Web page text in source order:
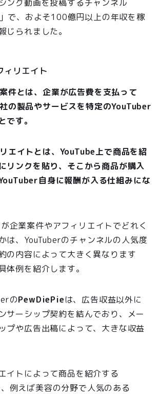
ング動画を投稿するチャンネル
」で、およそ100億円以上の年収を稼
じられました。
ィリエイト
件とは、企業が広告費を支払って
の製品やサービスを特定のYouTuber
です。
エイトとは、YouTube上で商品を紹
リンクを貼り、そこから商品が購入
自身に報酬が入る仕組みにな
企業案件やアフィリエイトでどれく
は、YouTuberのチャンネルの人気度
の内容によって大きく異なります
体例を紹介します。
のPewDiePieは、広告収益以外に
サーシップ契約を結んでおり、メー
プや広告出稿によって、大きな収益
イトによって商品を紹介する
例えば美容の分野で人気のある